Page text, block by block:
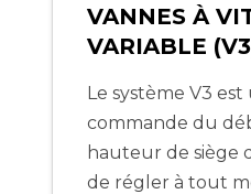
VANNES À
VARIABLE
Le système V3
commande du
hauteur de siège
de régler à tout